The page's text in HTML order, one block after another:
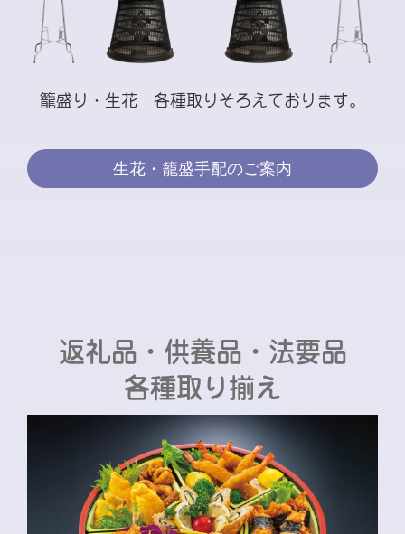
籠盛り・生花 各種取りそろえております。
生花・籠盛手配のご案内
返礼品・供養品・法要品
各種取り揃え